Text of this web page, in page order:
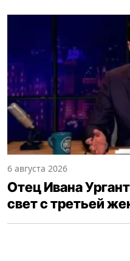
6 августа 2026
Отец Ивана
свет с третьей